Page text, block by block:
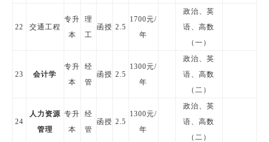
22 交通工程
专升
本
理
工
函授 2.5
1700元/
年
政治、英
语、高数
（一）
23 会计学
专升
本
经
管
函授 2.5
1300元/
年
政治、英
语、高数
（二）
24
人力资源
管理
专升
本
经
管
函授 2.5
1300元/
年
政治、英
语、高数
（二）